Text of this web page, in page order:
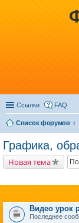
Ссылки FAQ
Список форумов
Графика,
Новая тема
Видео урок
Последнее